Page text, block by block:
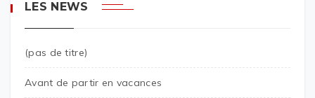
LES NEWS
(pas de titre)
Avant de partir en vacances